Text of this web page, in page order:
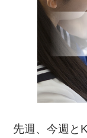
先週、今週と